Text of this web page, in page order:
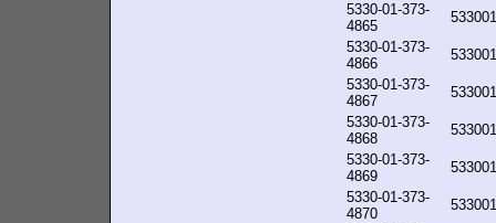
5330-01-373-
4865
5330-01-373-
4866
5330-01-373-
4867
5330-01-373-
4868
5330-01-373-
4869
5330-01-373-
4870